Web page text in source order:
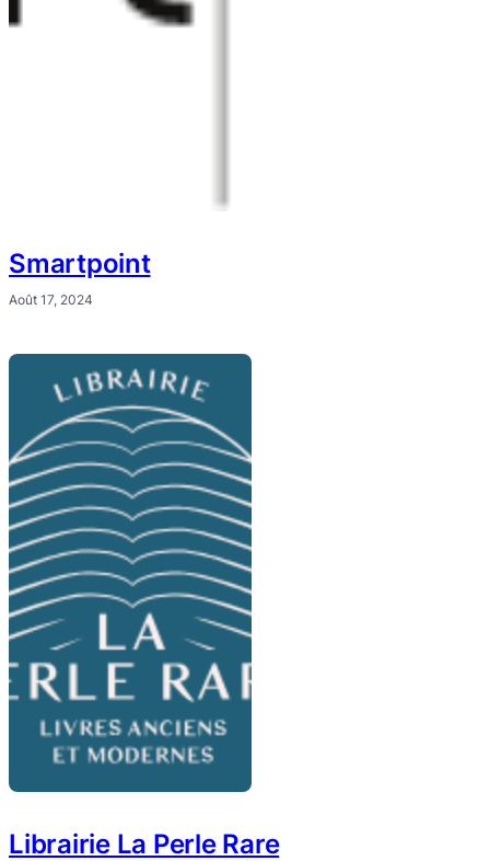
Smartpoint
Août 17, 2024
Librairie La Perle Rare